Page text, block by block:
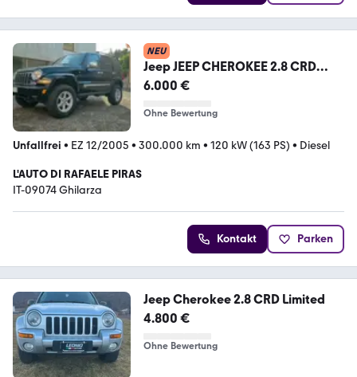
NEU
Jeep JEEP CHEROKEE 2.8 CRD
LIMITED
6.000 €
Ohne Bewertung
Unfallfrei • EZ 12/2005 • 300.000 km • 120 kW (163 PS) • Diesel
L'AUTO DI RAFAELE PIRAS
IT-09074 Ghilarza
Kontakt Parken
Jeep Cherokee 2.8 CRD Limited
4.800 €
Ohne Bewertung